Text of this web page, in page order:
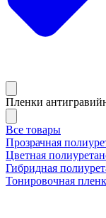
Пленки
Все товары
Прозрачная
Цветная
Гибридная
Тонировочная